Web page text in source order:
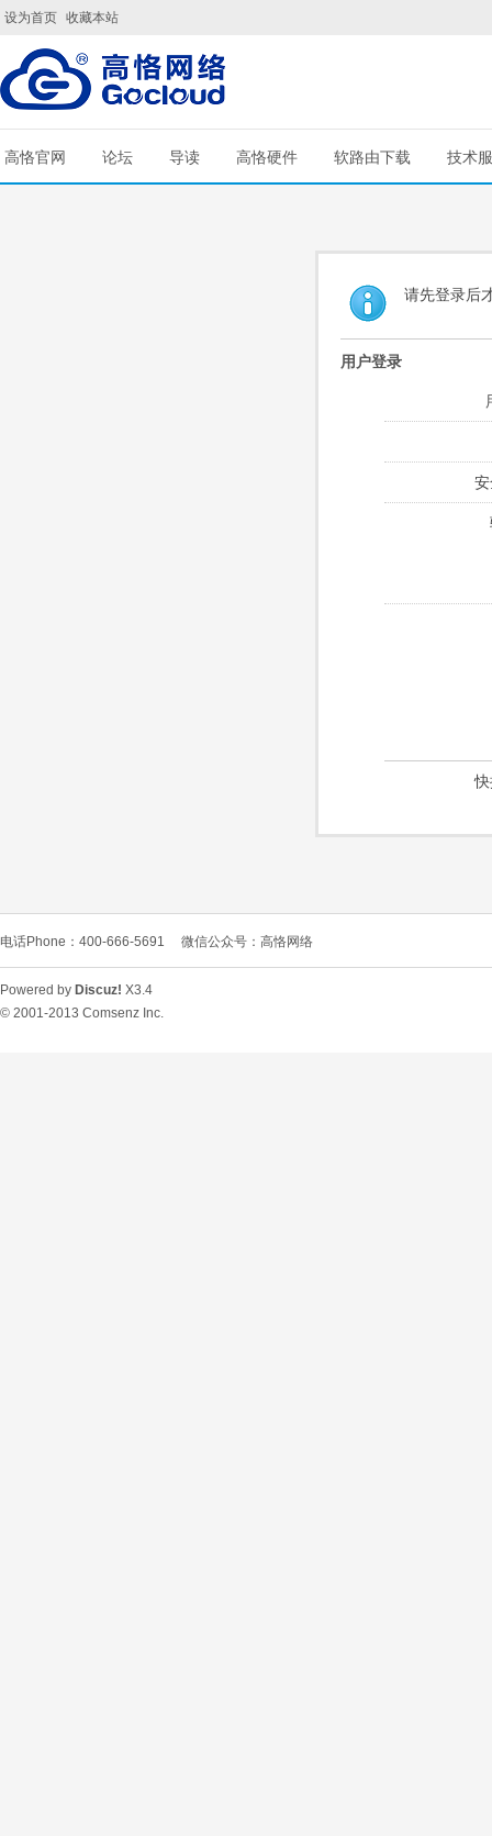
设为首页 收藏本站
高恪官网 论坛 导读 高恪硬件 软路由下载 技术
请先登录后
用户登录
电话Phone：400-666-5691 微信公众号：高恪网络
Powered by Discuz! X3.4
© 2001-2013 Comsenz Inc.